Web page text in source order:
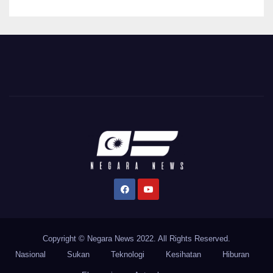
Copyright © Negara News 2022. All Rights Reserved.
Nasional
Sukan Teknologi Kesihatan Hiburan